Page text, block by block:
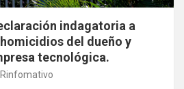
indagatoria a
del dueño y
tecnológica.